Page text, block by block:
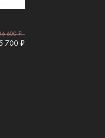
600 ₽
700 ₽